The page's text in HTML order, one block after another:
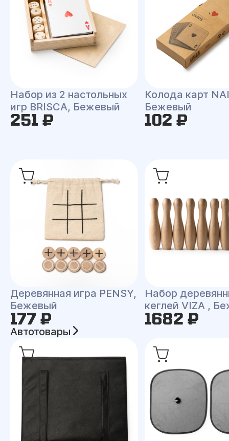
Набор из 2 настольных
игр BRISCA, Бежевый
251 ₽
Колода карт
Бежевый
102 ₽
Деревянная игра PENSY,
Бежевый
177 ₽
Набор
кеглей VIZA ,
1682 ₽
Автотовары